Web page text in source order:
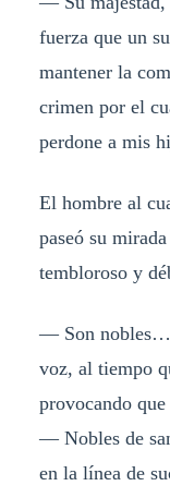
fuerza que un
mantener la
crimen por el
perdone a mis
El hombre al
paseó su
tembloroso y
— Son nobles…
voz, al tiempo
provocando
— Nobles de
en la línea de